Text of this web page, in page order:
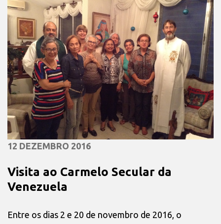
12 DEZEMBRO 2016
Visita ao Carmelo Secular da
Venezuela
Entre os dias 2 e 20 de novembro de 2016, o